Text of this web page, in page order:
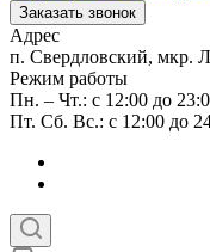
Заказать звонок
Адрес
п. Свердловский, мкр.
Режим работы
Пн. – Чт.: с 12:00 до
Пт. Сб. Вс.: с 12:00 до